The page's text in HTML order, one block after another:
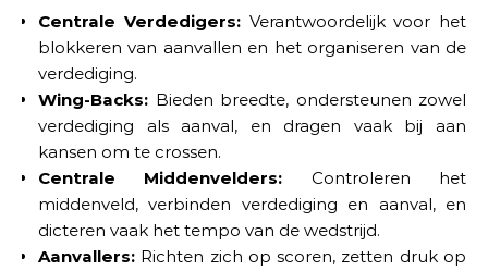
Centrale Verdedigers:Verantwoordelijk voor het
blokkeren van aanvallen en het organiseren van de
verdediging.
Wing-Backs: Bieden breedte, ondersteunen zowel
verdediging als aanval, en dragen vaak bij aan
kansen om te crossen.
Centrale Middenvelders: Controleren het
middenveld, verbinden verdediging en aanval, en
dicteren vaak het tempo van de wedstrijd.
Aanvallers: Richten zich op scoren, zetten druk op